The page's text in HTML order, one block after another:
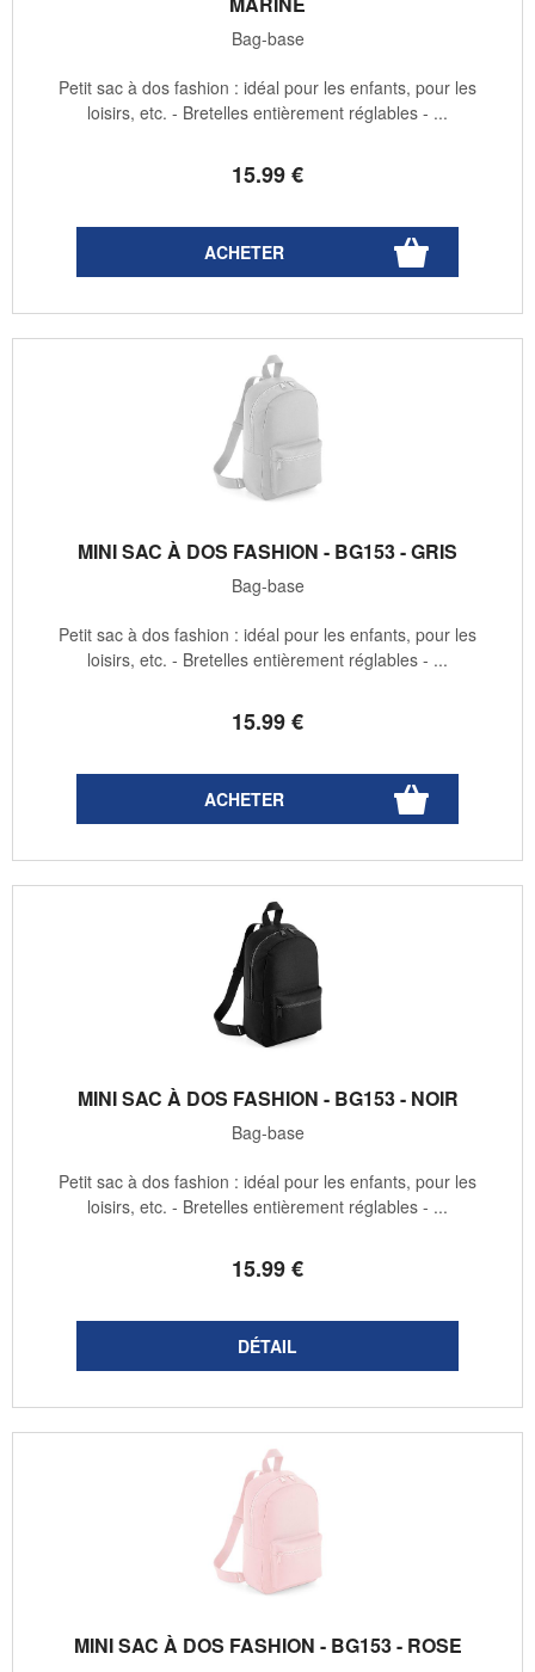
Bag-base
15.99€
Petit sac à dos fashion : idéal pour les enfants, pour les
loisirs, etc. - Bretelles entièrement réglables - ...
MINI SAC À DOS FASHION - BG153 - GRIS
Bag-base
15.99€
Petit sac à dos fashion : idéal pour les enfants, pour les
loisirs, etc. - Bretelles entièrement réglables - ...
MINI SAC À DOS FASHION - BG153 - NOIR
Bag-base
15.99€
Petit sac à dos fashion : idéal pour les enfants, pour les
loisirs, etc. - Bretelles entièrement réglables - ...
MINI SAC À DOS FASHION - BG153 - ROSE